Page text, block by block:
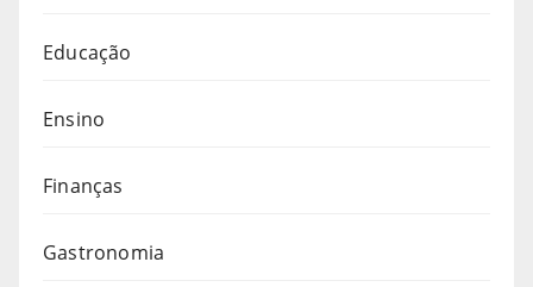
Educação
Ensino
Finanças
Gastronomia